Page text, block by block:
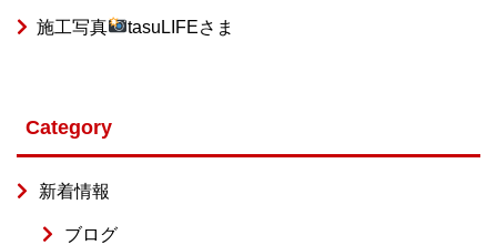
施工写真 tasuLIFEさま
Category
新着情報
ブログ